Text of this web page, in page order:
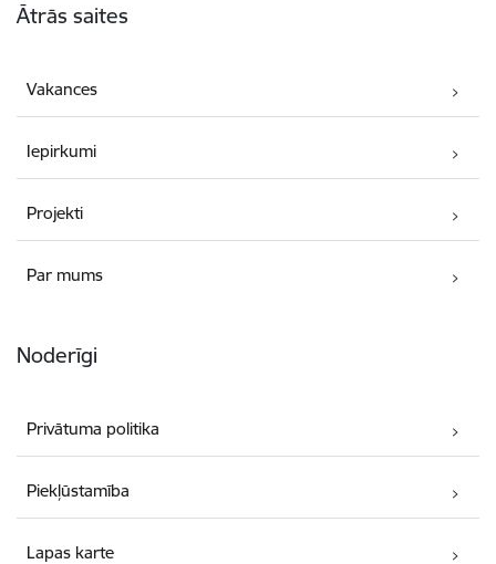
Ātrās saites
Vakances
Iepirkumi
Projekti
Par mums
Noderīgi
Privātuma politika
Piekļūstamība
Lapas karte